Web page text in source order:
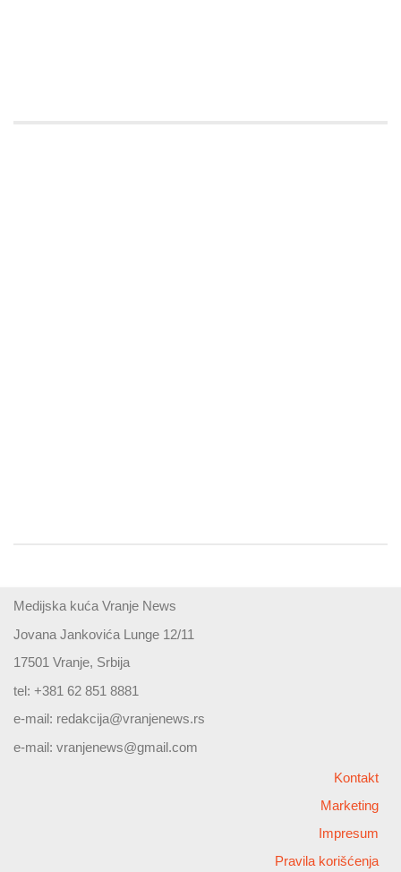
Medijska kuća Vranje News
Jovana Jankovića Lunge 12/11
17501 Vranje, Srbija
tel: +381 62 851 8881
e-mail: redakcija@vranjenews.rs
e-mail: vranjenews@gmail.com
Kontakt
Marketing
Impresum
Pravila korišćenja